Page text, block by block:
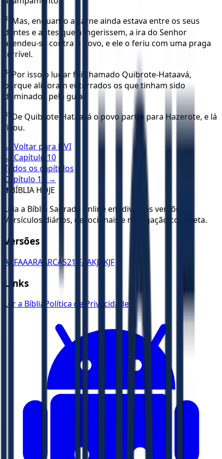
33 Mas, enquanto a carne ainda estava entre os seus
dentes e antes que a ingerissem, a ira do Senhor
acendeu-se contra o povo, e ele o feriu com uma praga
terrível.
34 Por isso o lugar foi chamado Quibrote-Hataavá,
porque ali foram enterrados os que tinham sido
dominados pela gula.
35 De Quibrote-Hataavá o povo partiu para Hazerote, e lá
ficou.
← Voltar para NVI
← Capítulo 10
Todos os capítulos
Capítulo 12
→
✝️ BÍBLIA HOJE
Leia a Bíblia Sagrada online em diversas versões.
Versículos diários, devocionais e navegação completa.
Versões
ACFAAARA ARCAS21 JFAAKJA KJF
Links
Ler a Bíblia Política de Privacidade